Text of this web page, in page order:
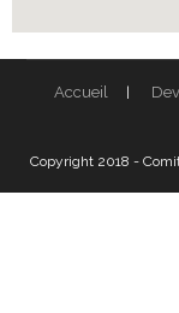
Accueil
Copyright 2018 -